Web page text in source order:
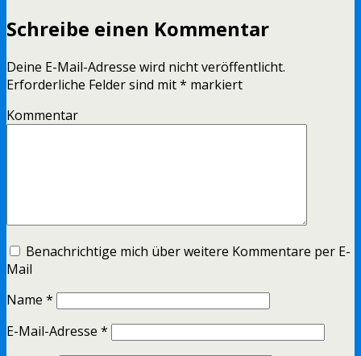
Schreibe einen Kommentar
Deine E-Mail-Adresse wird nicht veröffentlicht.
Erforderliche Felder sind mit* markiert
Kommentar
Benachrichtige mich über weitere Kommentare per E-
Mail
Name *
E-Mail-Adresse *